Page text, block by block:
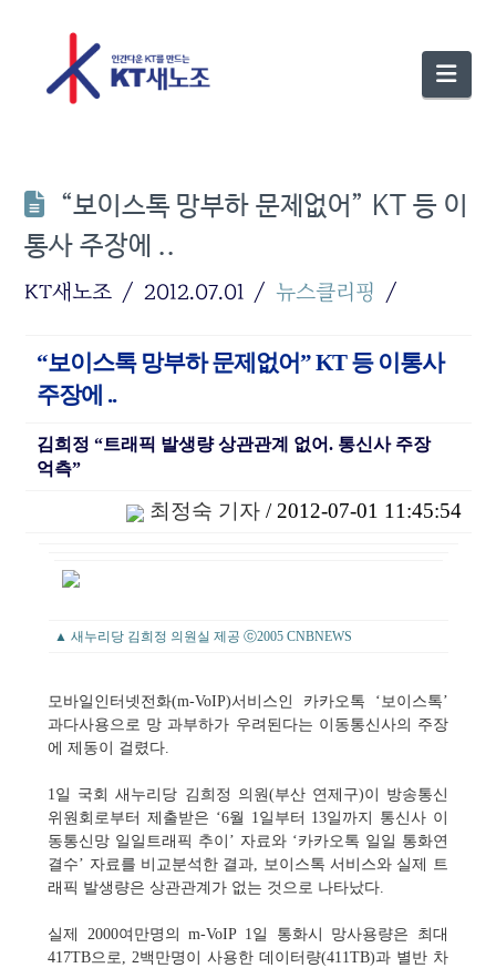
“보이스톡 망부하 문제없어” KT 등 이
통사 주장에 ..
KT새노조 2012.07.01 뉴스클리핑
“보이스톡 망부하 문제없어” KT 등 이통사
주장에 ..
김희정 “트래픽 발생량 상관관계 없어. 통신사 주장
억측”
최정숙 기자/ 2012-07-01 11:45:54
▲ 새누리당 김희정 의원실 제공 ⓒ2005 CNBNEWS
모바일인터넷전화(m-VoIP)서비스인 카카오톡 ‘보이스톡’
과다사용으로 망 과부하가 우려된다는 이동통신사의 주장
에 제동이 걸렸다.
1일 국회 새누리당 김희정 의원(부산 연제구)이 방송통신
위원회로부터 제출받은 ‘6월 1일부터 13일까지 통신사 이
동통신망 일일트래픽 추이’ 자료와 ‘카카오톡 일일 통화연
결수’ 자료를 비교분석한 결과, 보이스톡 서비스와 실제 트
래픽 발생량은 상관관계가 없는 것으로 나타났다.
실제 2000여만명의 m-VoIP 1일 통화시 망사용량은 최대
417TB으로, 2백만명이 사용한 데이터량(411TB)과 별반 차